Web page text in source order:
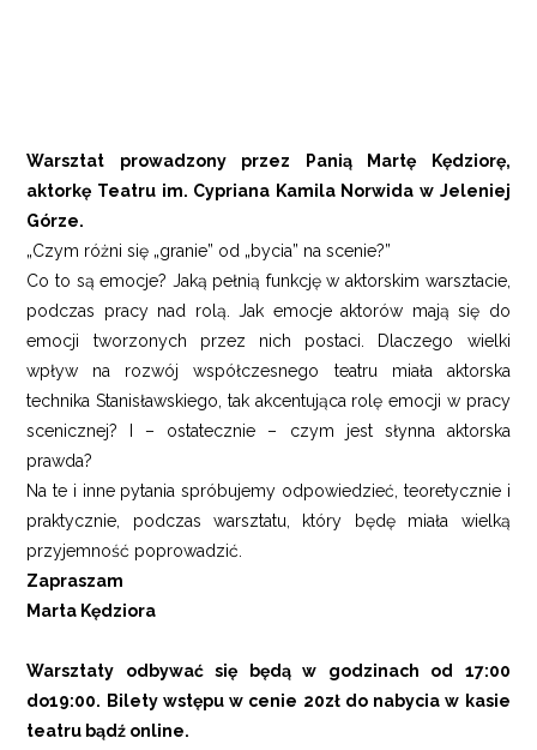
Warsztat prowadzony przez Panią Martę Kędziorę,
aktorkę Teatru im. Cypriana Kamila Norwida w Jeleniej
Górze.
„Czym różni się „granie” od „bycia” na scenie?”
Co to są emocje? Jaką pełnią funkcję w aktorskim warsztacie,
podczas pracy nad rolą. Jak emocje aktorów mają się do
emocji tworzonych przez nich postaci. Dlaczego wielki
wpływ na rozwój współczesnego teatru miała aktorska
technika Stanisławskiego, tak akcentująca rolę emocji w pracy
scenicznej? I – ostatecznie – czym jest słynna aktorska
prawda?
Na te i inne pytania spróbujemy odpowiedzieć, teoretycznie i
praktycznie, podczas warsztatu, który będę miała wielką
przyjemność poprowadzić.
Zapraszam
Marta Kędziora
Warsztaty odbywać się będą w godzinach od 17:00
do19:00. Bilety wstępu w cenie 20zł do nabycia w kasie
teatru bądź online.